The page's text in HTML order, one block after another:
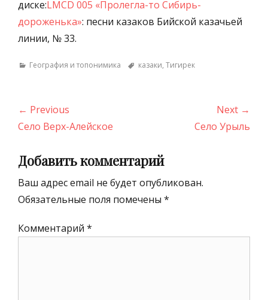
диске:LMCD 005 «Пролегла-то Сибирь-
дороженька»: песни казаков Бийской казачьей
линии, № 33.
Categories
География и топонимика Tagsказаки, Тигирек
Навигация
по
← Previous
Previous
Село Верх-Алейское
Next →
Село Урыль
Добавить комментарий
Ваш адрес email не будет опубликован.
Обязательные поля помечены *
Комментарий *